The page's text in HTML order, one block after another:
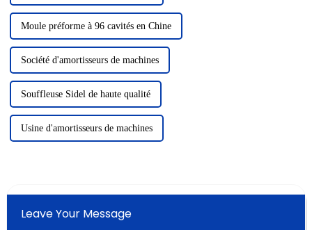
Moule préforme à 96 cavités en Chine
Société d'amortisseurs de machines
Souffleuse Sidel de haute qualité
Usine d'amortisseurs de machines
Leave Your Message